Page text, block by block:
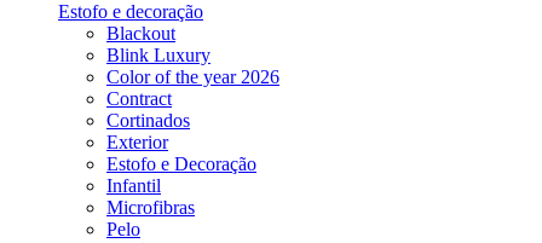
Estofo e decoração
Blackout
Blink Luxury
Color of the year 2026
Contract
Cortinados
Exterior
Estofo e Decoração
Infantil
Microfibras
Pelo